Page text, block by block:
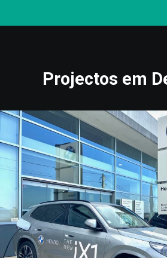
Projectos em